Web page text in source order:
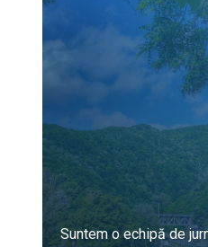
Suntem o echipă de